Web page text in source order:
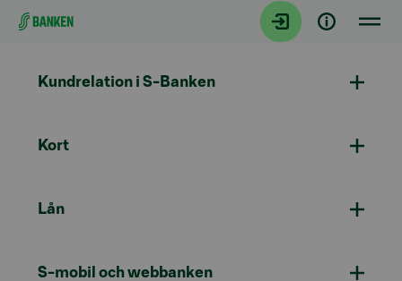
Gå direkt till innehållet
Kundrelation i S-Banken
Kort
Lån
S-mobil och webbanken